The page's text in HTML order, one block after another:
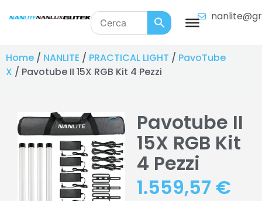
Home / NANLITE / PRACTICAL LIGHT / PavoTube
X / Pavotube II 15X RGB Kit 4 Pezzi
Pavotube II
15X RGB Kit
4 Pezzi
1.559,57 €